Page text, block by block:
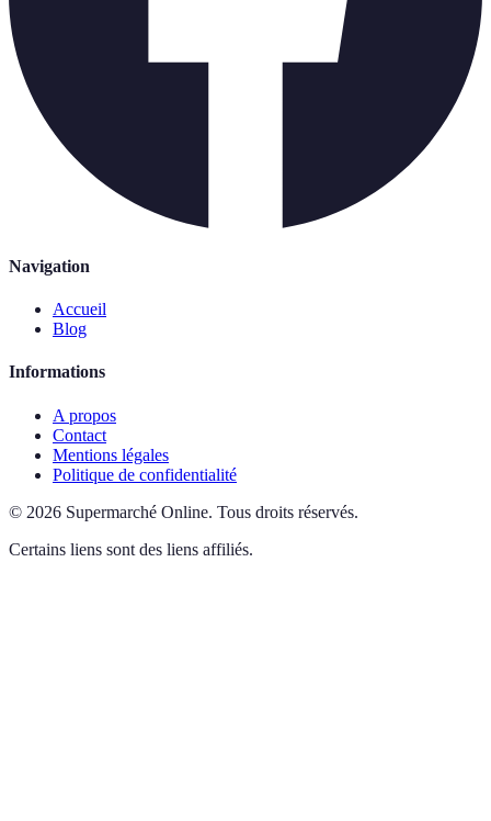
Navigation
Accueil
Blog
Informations
A propos
Contact
Mentions légales
Politique de confidentialité
© 2026 Supermarché Online. Tous droits réservés.
Certains liens sont des liens affiliés.